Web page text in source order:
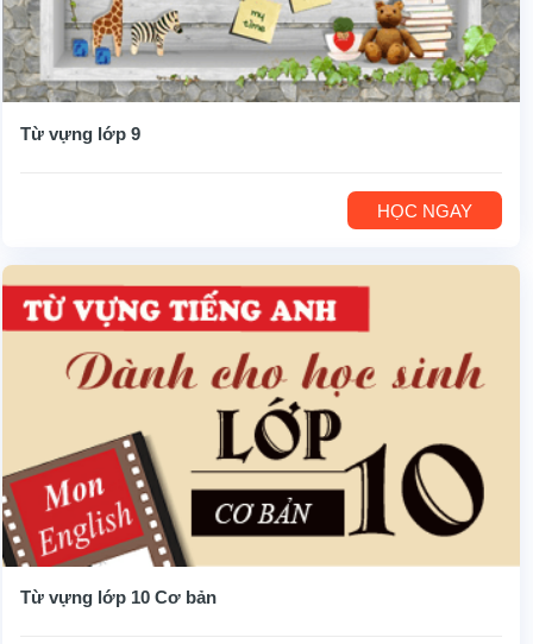
Từ vựng lớp 9
HỌC NGAY
Từ vựng lớp 10 Cơ bản